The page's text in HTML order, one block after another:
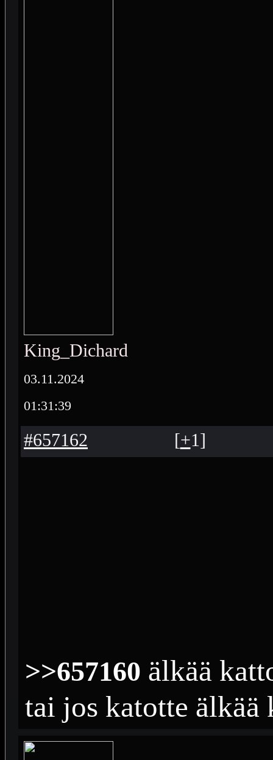
King_Dichard
03.11.2024
01:31:39
#657162 [+1]
>>657160 älkää
tai jos katotte